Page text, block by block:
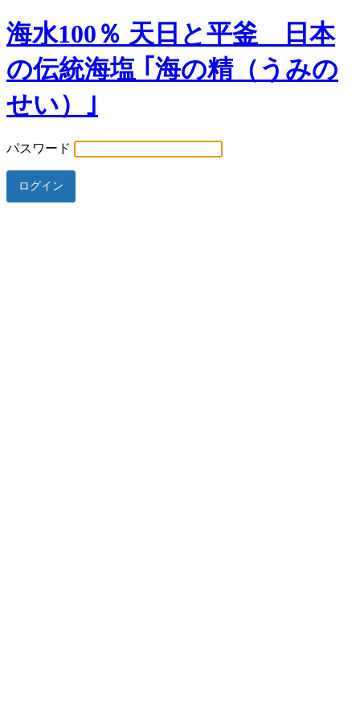
海水100％ 天日と平釜 日本
の伝統海塩 ｢海の精（うみの
せい）｣
パスワード